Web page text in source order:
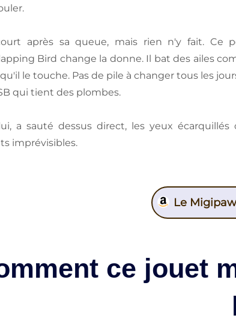
après sa queue, mais rien n'y fait. Ce
Bird change la donne. Il bat des ailes
le touche. Pas de pile à changer tous les
qui tient des plombes.
a sauté dessus direct, les yeux écarquillés
imprévisibles.
Le
ce jouet